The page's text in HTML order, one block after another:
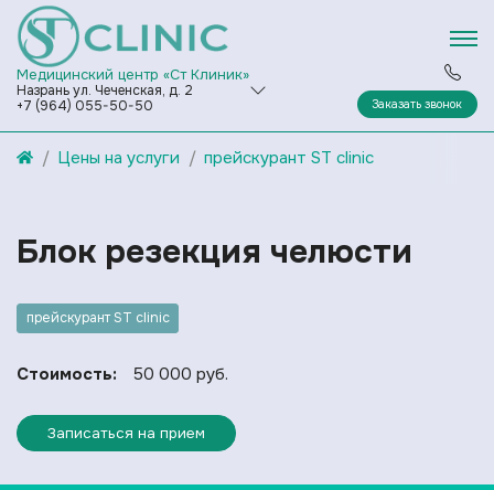
Медицинский центр «Ст Клиник»
Назрань ул. Чеченская, д. 2
+7 (964) 055-50-50
Заказать звонок
Цены на услуги прейскурант ST clinic
Блок резекция челюсти
прейскурант ST clinic
Стоимость: 50 000 руб.
Записаться на прием